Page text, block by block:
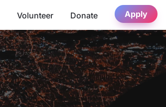
Volunteer Donate Apply